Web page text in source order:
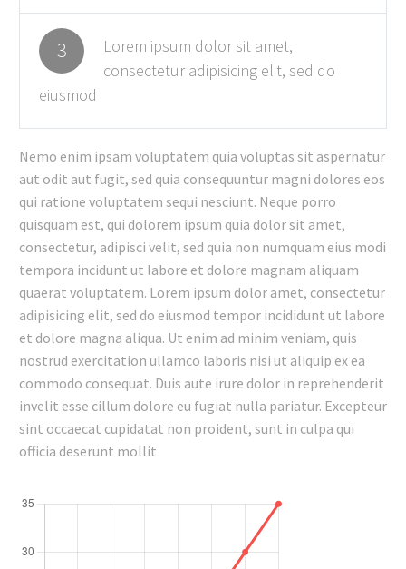
3
Lorem ipsum dolor sit amet,
consectetur adipisicing elit, sed do
eiusmod
Nemo enim ipsam voluptatem quia voluptas sit aspernatur
aut odit aut fugit, sed quia consequuntur magni dolores eos
qui ratione voluptatem sequi nesciunt. Neque porro
quisquam est, qui dolorem ipsum quia dolor sit amet,
consectetur, adipisci velit, sed quia non numquam eius modi
tempora incidunt ut labore et dolore magnam aliquam
quaerat voluptatem. Lorem ipsum dolor amet, consectetur
adipisicing elit, sed do eiusmod tempor incididunt ut labore
et dolore magna aliqua. Ut enim ad minim veniam, quis
nostrud exercitation ullamco laboris nisi ut aliquip ex ea
commodo consequat. Duis aute irure dolor in reprehenderit
invelit esse cillum dolore eu fugiat nulla pariatur. Excepteur
sint occaecat cupidatat non proident, sunt in culpa qui
officia deserunt mollit